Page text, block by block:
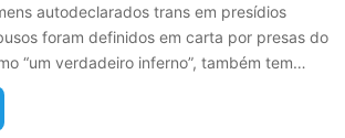
autodeclarados trans em presídios
foram definidos em carta por presas do
“um verdadeiro inferno”, também tem…